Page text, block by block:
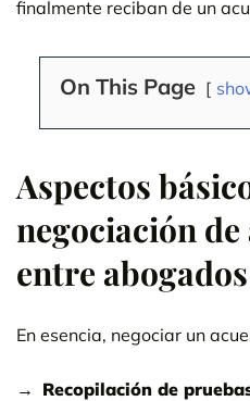
finalmente reciban de un
On This Page
Aspectos
negociación
entre abogados
En esencia, negociar un
Recopilación de